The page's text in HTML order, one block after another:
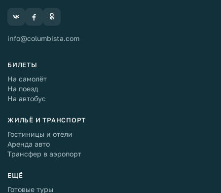
info@columbista.com
БИЛЕТЫ
На самолёт
На поезд
На автобус
ЖИЛЬЁ И ТРАНСПОРТ
Гостиницы и отели
Аренда авто
Трансфер в аэропорт
ЕЩЁ
Готовые туры